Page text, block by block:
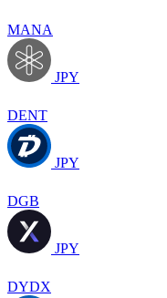
MANA
JPY
DENT
JPY
DGB
JPY
DYDX